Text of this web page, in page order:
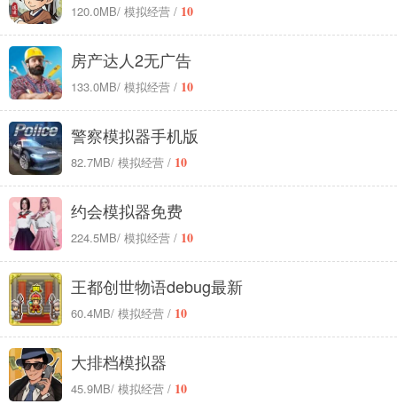
120.0MB/ 模拟经营 / 10
房产达人2无广告
133.0MB/ 模拟经营 / 10
警察模拟器手机版
82.7MB/ 模拟经营 / 10
约会模拟器免费
224.5MB/ 模拟经营 / 10
王都创世物语debug最新
60.4MB/ 模拟经营 / 10
大排档模拟器
45.9MB/ 模拟经营 / 10